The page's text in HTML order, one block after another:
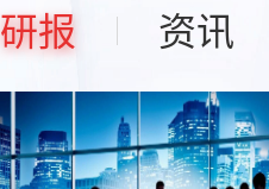
研报 资讯